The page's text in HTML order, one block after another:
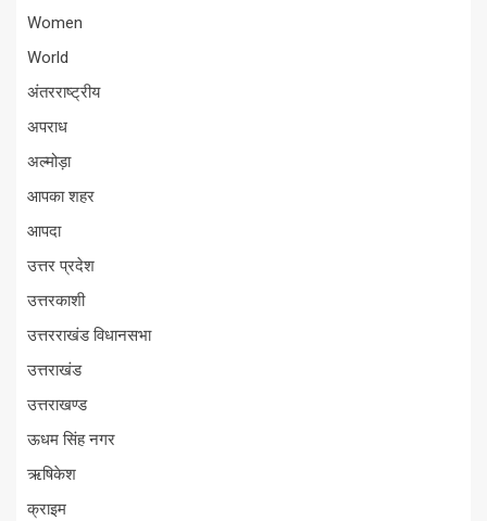
Women
World
अंतरराष्ट्रीय
अपराध
अल्मोड़ा
आपका शहर
आपदा
उत्तर प्रदेश
उत्तरकाशी
उत्तरराखंड विधानसभा
उत्तराखंड
उत्तराखण्ड
ऊधम सिंह नगर
ऋषिकेश
क्राइम